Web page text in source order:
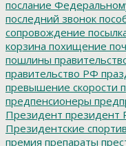
послание
последний звонок
сопровождение
корзина похищение
пошлины
правительство РФ
превышение скорости
предпенсионеры
Президент президент
Президентские
премия препараты